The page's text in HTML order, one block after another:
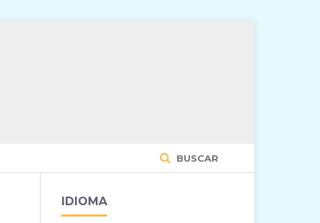
BUSCAR
IDIOMA